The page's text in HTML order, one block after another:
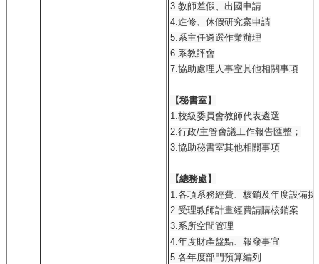
3.教師差假、出國申請
4.進修、休假研究案申請
5.系主任遴選作業辦理
6.系教評會
7.協助處理人事室其他相關事項
【秘書室】
1.校級委員會教師代表遴選
2.行政/主管會議工作報告匯整；
3.協助秘書室其他相關事項
【總務處】
1.各項系務經費、核銷及年度設備採
2.受理教師計畫經費請購核銷案
3.系所空間管理
4.年度財產盤點、報廢事宜
5.各年度部門預算編列